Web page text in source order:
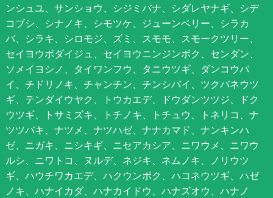
ンシュユ、サンショウ、シジミバナ、シダレヤナギ、シデ
コブシ、シナノキ、シモツケ、ジューンベリー、シラカ
バ、シラキ、シロモジ、ズミ、スモモ、スモークツリー、
セイヨウボダイジュ、セイヨウニンジンボク、センダン、
ソメイヨシノ、タイワンフウ、タニウツギ、ダンコウバ
イ、チドリノキ、チャンチン、チンシバイ、ツクバネウツ
ギ、テンダイウヤク、トウカエデ、ドウダンツツジ、ドク
ウツギ、トサミズキ、トチノキ、トチュウ、トネリコ、ナ
ツツバキ、ナツメ、ナツハゼ、ナナカマド、ナンキンハ
ゼ、ニガキ、ニシキギ、ニセアカシア、ニワウメ、ニワウ
ルシ、ニワトコ、ヌルデ、ネジキ、ネムノキ、ノリウツ
ギ、ハウチワカエデ、ハクウンボク、ハコネウツギ、ハゼ
ノキ、ハナイカダ、ハナカイドウ、ハナズオウ、ハナノ